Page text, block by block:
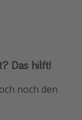
Das hilft!
noch den